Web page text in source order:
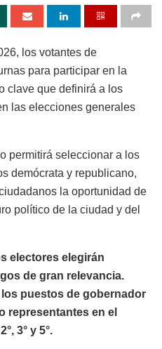
los votantes de
para participar en la
clave que definirá a los
las elecciones generales
permitirá seleccionar a los
demócrata y republicano,
la oportunidad de
político de la ciudad y del
electores elegirán
de gran relevancia.
puestos de gobernador
representantes en el
3° y 5°.